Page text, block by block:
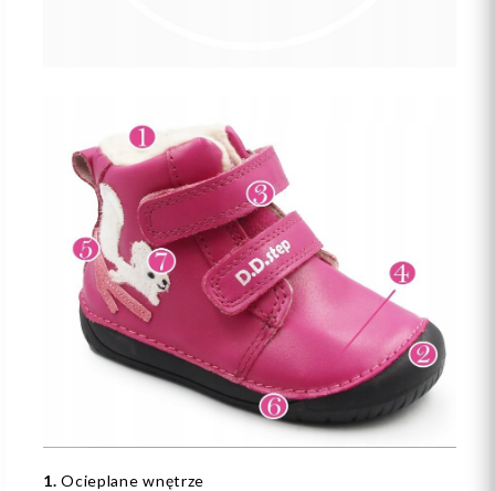
1.Ocieplane wnętrze